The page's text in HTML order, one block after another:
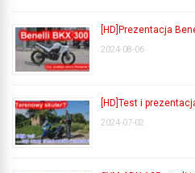
[HD]Prezentacja
2024-08-06
[HD]Test i
2024-07-02